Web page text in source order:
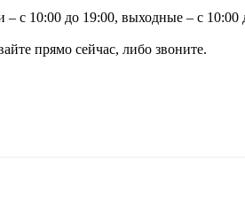
с 10:00 до 19:00, выходные – с 10:00
прямо сейчас, либо звоните.